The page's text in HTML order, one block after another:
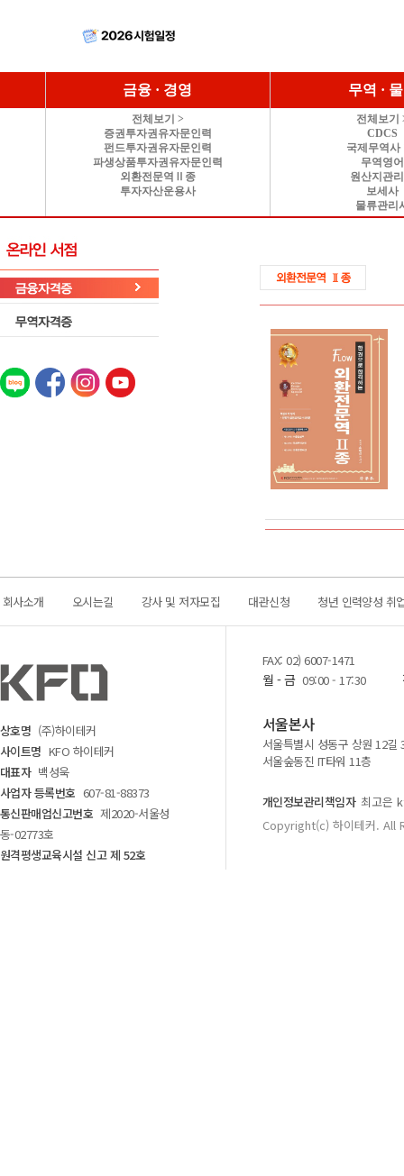
금융 · 경영
전체보기 >
증권투자권유자문인력
펀드투자권유자문인력
파생상품투자권유자문인력
외환전문역Ⅱ종
투자자산운용사
무역 ·
전체보기
CDCS
국제무역사
무역영어
원산지관
보세사
물류관리
회사소개 오시는길 강사 및 저자모집 대관신청 청년 인력양성 취
상호명 (주)하이테커
사이트명 KFO 하이테커
대표자 백성욱
사업자 등록번호 607-81-88373
통신판매업신고번호 제2020-서울성
동-02773호
원격평생교육시설 신고 제 52호
FAX: 02) 6007-1471
월 - 금 09:00 - 17:30
서울본사
서울특별시 성동구 상원 12길
서울숲동진 IT타워 11층
개인정보관리책임자 최고은
Copyright(c) 하이테커.